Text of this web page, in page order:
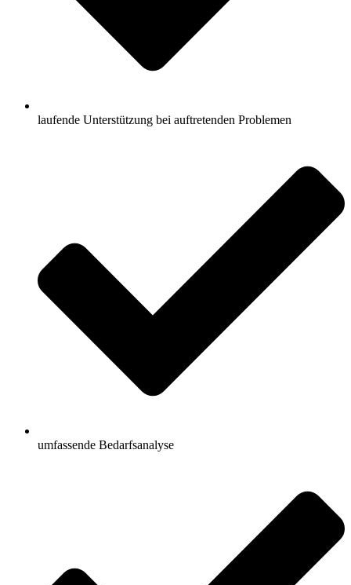
laufende Unterstützung bei auftretenden Problemen
umfassende Bedarfsanalyse